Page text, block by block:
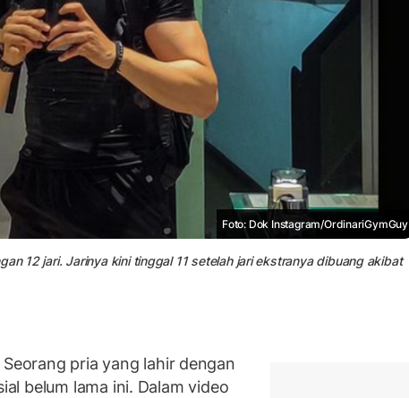
Foto: Dok Instagram/OrdinariGymGuy
12 jari. Jarinya kini tinggal 11 setelah jari ekstranya dibuang akibat
Seorang pria yang lahir dengan
belum lama ini. Dalam video